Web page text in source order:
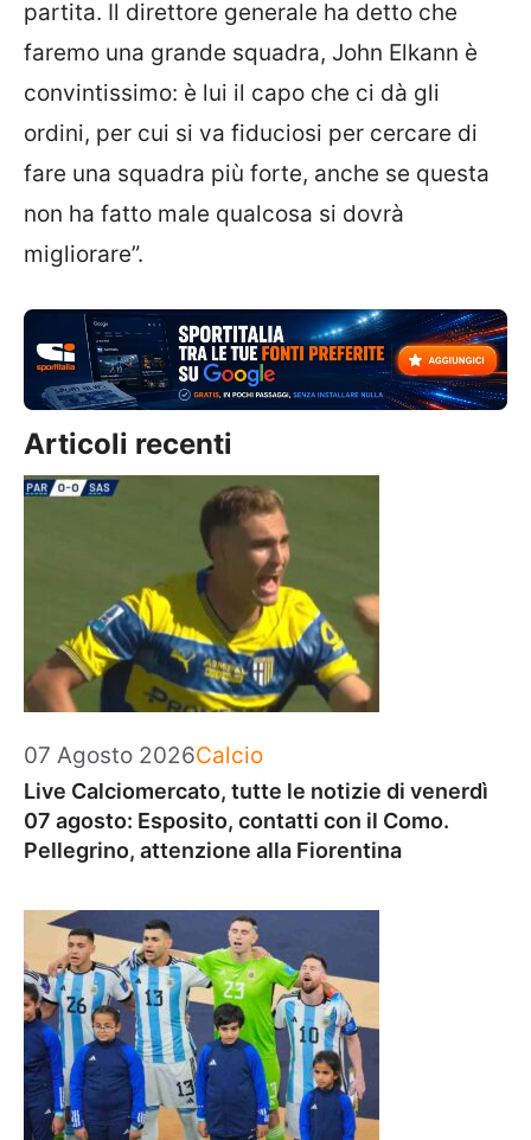
partita. Il direttore generale ha detto che
faremo una grande squadra, John Elkann è
convintissimo: è lui il capo che ci dà gli
ordini, per cui si va fiduciosi per cercare di
fare una squadra più forte, anche se questa
non ha fatto male qualcosa si dovrà
migliorare”.
Articoli recenti
07 Agosto 2026Categorie
Calcio
Live Calciomercato, tutte le notizie di venerdì
07 agosto: Esposito, contatti con il Como.
Pellegrino, attenzione alla Fiorentina